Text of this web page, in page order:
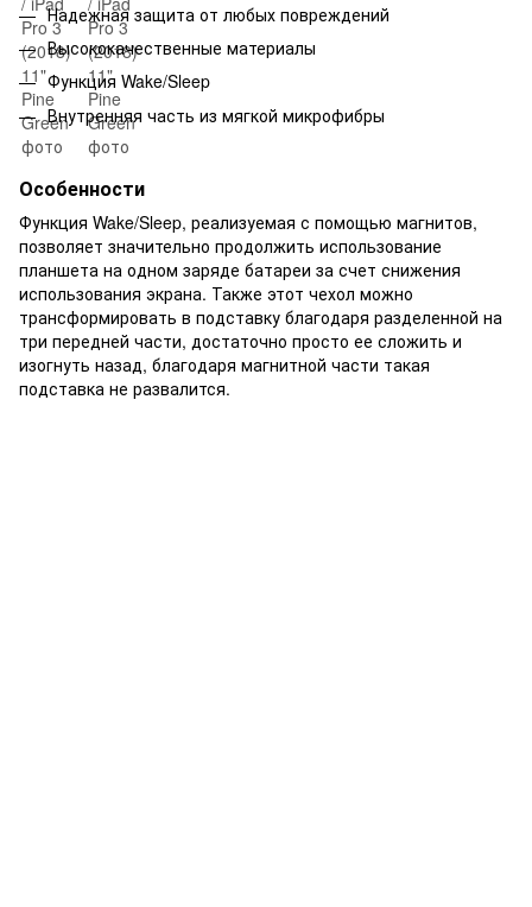
Надежная защита от любых повреждений
Высококачественные материалы
Функция Wake/Sleep
Внутренняя часть из мягкой микрофибры
Особенности
Функция Wake/Sleep, реализуемая с помощью магнитов,
позволяет значительно продолжить использование
планшета на одном заряде батареи за счет снижения
использования экрана. Также этот чехол можно
трансформировать в подставку благодаря разделенной на
три передней части, достаточно просто ее сложить и
изогнуть назад, благодаря магнитной части такая
подставка не развалится.